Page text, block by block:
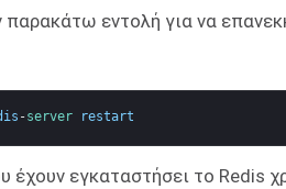
εντολή για να
-server restart
έχουν εγκαταστήσει το Redis